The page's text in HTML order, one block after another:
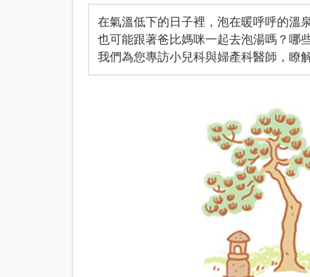
在氣溫低下的日子裡，泡在暖呼呼的溫
也可能跟著爸比媽咪一起去泡湯嗎？哪
我們為您專訪小兒科與婦產科醫師，瞭